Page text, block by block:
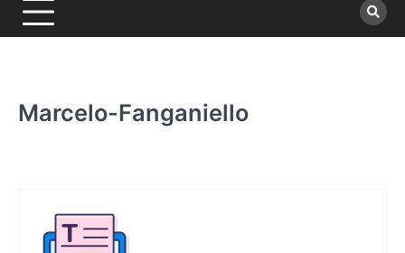
Marcelo-Fanganiello